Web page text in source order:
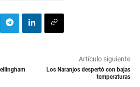
Artículo siguiente
Los Naranjos despertó con bajas
temperaturas